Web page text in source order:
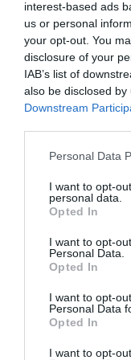
interest-based ads
us or personal
your opt-out. You
disclosure of your
IAB’s list of
also be disclosed
Downstream
Personal Data
I want to opt-
personal data.
Opted In
I want to opt-
Personal Data.
Opted In
I want to opt-
Personal Data
Opted In
I want to opt-
ventas (tamaño de
muestran también
primeros 6 meses
con un
aproximadamente.
lanzamiento de su
Ejemplo de
Cuando vayamos
podemos hacerlo
la familia de
cuenta las
componen la
ubicación dé lugar
Hay que seguir